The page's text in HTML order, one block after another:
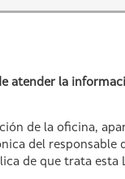
atender la
de la oficina,
del responsable
de que trata esta